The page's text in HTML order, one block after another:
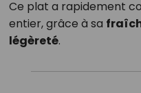
Ce plat a rapidement
entier, grâce à sa
légèreté.